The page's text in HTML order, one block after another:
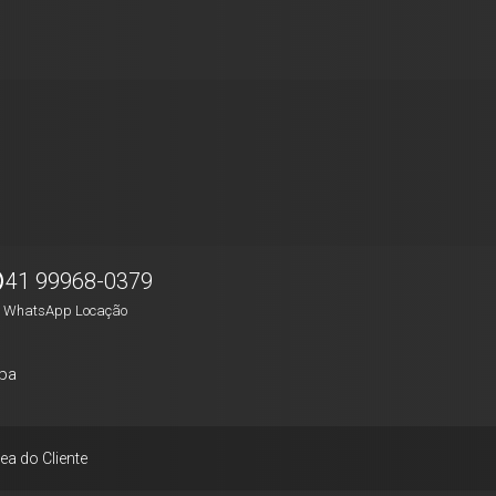
41 99968-0379
WhatsApp Locação
do Cliente